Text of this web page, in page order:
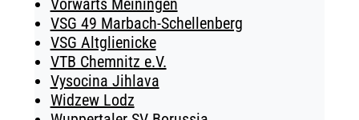
Vorwärts Meiningen
VSG 49 Marbach-Schellenberg
VSG Altglienicke
VTB Chemnitz e.V.
Vysocina Jihlava
Widzew Lodz